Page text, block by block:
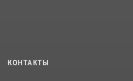
районе Китай-города (видео)
КОНТАКТЫ